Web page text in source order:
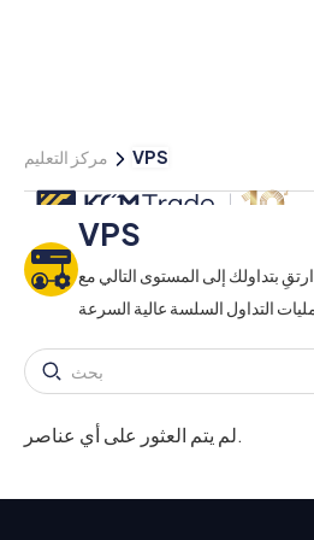
مركز التعليم VPS
VPS
ارتقِ بتداولك إلى المستوى التالي مع Virtual Private Server
لم يتم العثور على أي عناصر.